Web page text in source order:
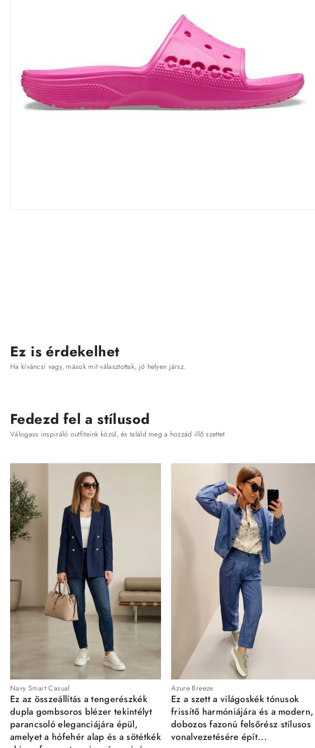
Ez is érdekelhet
Ha kíváncsi vagy, mások mit választottak, jó helyen jársz.
Fedezd fel a stílusod
Válogass inspiráló outfiteink közül, és találd meg a hozzád illő szettet
Navy Smart Casual
Ez az összeállítás a tengerészkék
dupla gombsoros blézer tekintélyt
parancsoló eleganciájára épül,
amelyet a hófehér alap és a sötétkék
Azure Breeze
Ez a szett a világoskék tónusok
frissítő harmóniájára és a modern,
dobozos fazonú felsőrész stílusos
vonalvezetésére épít...